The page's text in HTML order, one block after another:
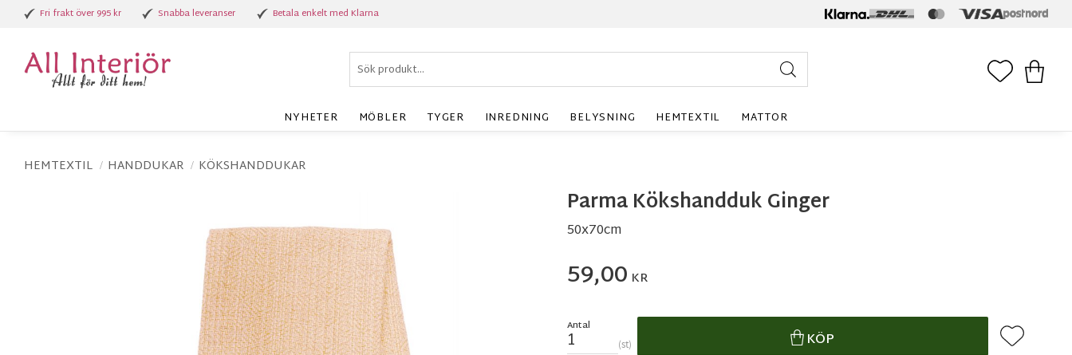
Fri frakt över 995 kr Snabba leveranser Betala enkelt med Klarna
NYHETER MÖBLER TYGER INREDNING BELYSNING HEMTEXTIL MATTOR
HEMTEXTIL HANDDUKAR KÖKSHANDDUKAR
Parma Kökshandduk Ginger
50x70cm
59,00 KR
Antal
st KÖP Lägg till i